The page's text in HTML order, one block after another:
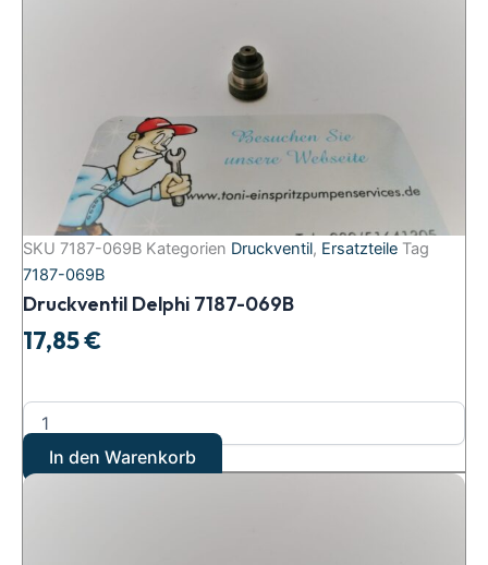
SKU 7187-069B Kategorien Druckventil, Ersatzteile Tag
7187-069B
Druckventil Delphi 7187-069B
17,85€
In den Warenkorb